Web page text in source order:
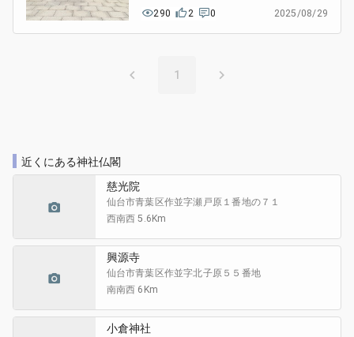
神社等見どころが沢山有ります。 旧本堂へ
290 2 0 2025/08/29
1
近くにある神社仏閣
慈光院
仙台市青葉区作並字瀬戸原１番地の７１
西南西 5.6Km
興源寺
仙台市青葉区作並字北子原５５番地
南南西 6Km
小倉神社